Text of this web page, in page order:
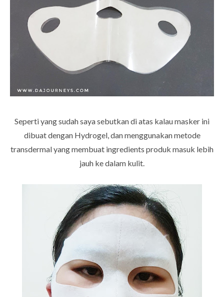
Seperti yang sudah saya sebutkan di atas kalau masker ini
dibuat dengan Hydrogel, dan menggunakan metode
transdermal yang membuat ingredients produk masuk lebih
jauh ke dalam kulit.